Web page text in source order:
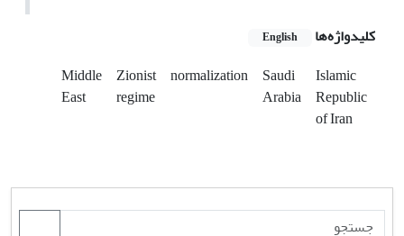
کلیدواژه‌ها English
Middle
East
Zionist
regime
normalization Saudi
Arabia
Islamic
Republic
of Iran